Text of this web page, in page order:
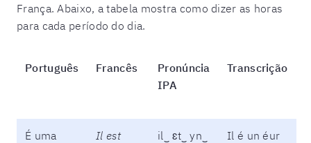
França. Abaixo, a tabela mostra como dizer as horas
para cada período do dia.
Português Francês
Pronúncia
IPA
Transcrição
É uma
Il est
il‿ ɛt‿ yn‿
Il é un éur